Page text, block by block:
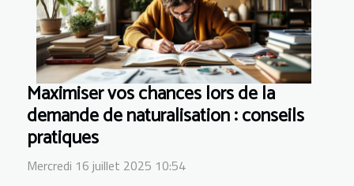
Maximiser vos chances lors de la
demande de naturalisation : conseils
pratiques
Mercredi 16 juillet 2025 10:54